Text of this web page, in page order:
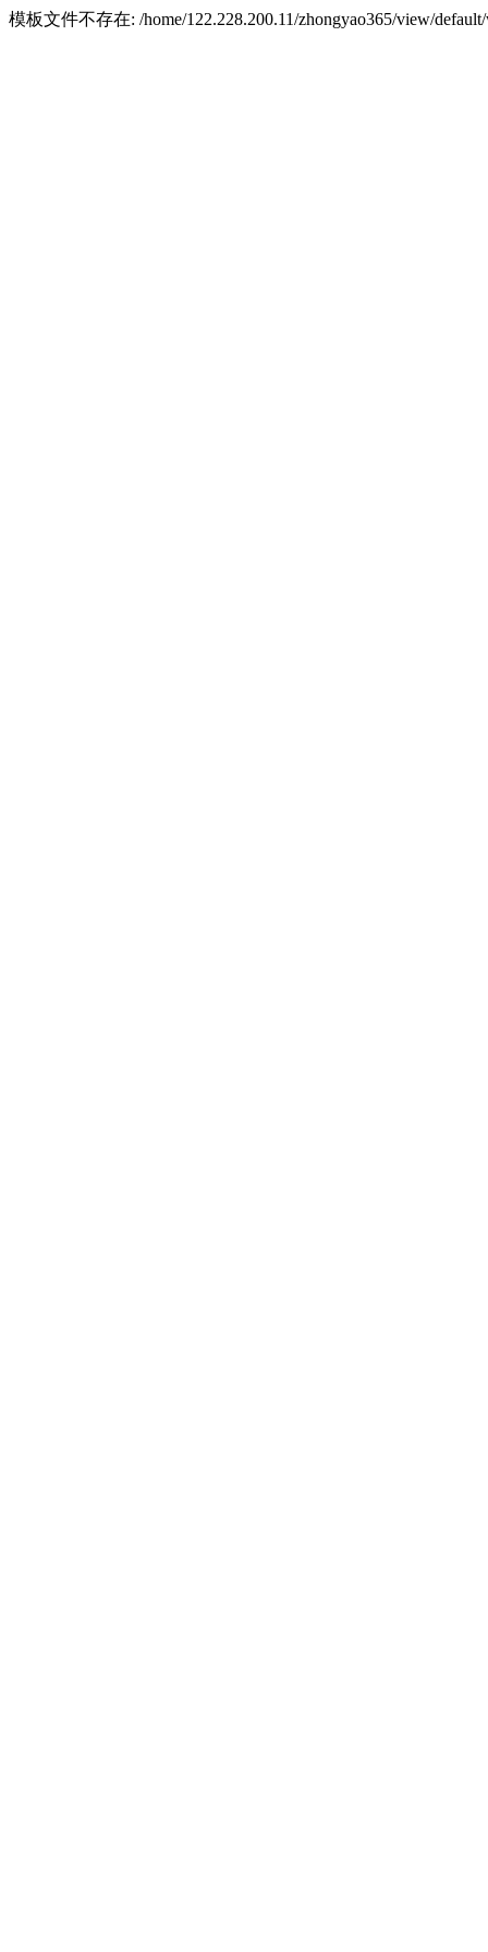
模板文件不存在: /home/122.228.200.11/zhongyao365/view/default/